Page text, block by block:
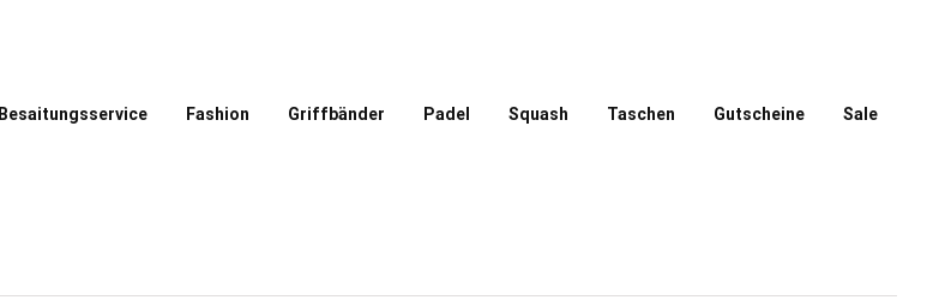
Besaitungsservice Fashion Griffbänder Padel Squash Taschen Gutscheine Sale